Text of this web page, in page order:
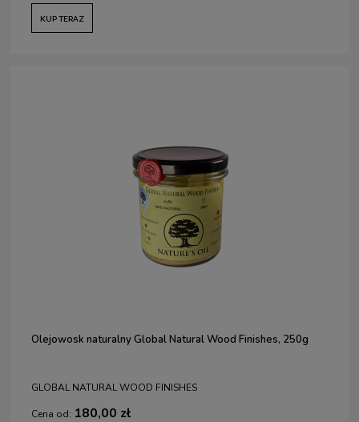
KUP TERAZ
Olejowosk naturalny Global Natural Wood Finishes, 250g
GLOBAL NATURAL WOOD FINISHES
Cena od: 180,00 zł